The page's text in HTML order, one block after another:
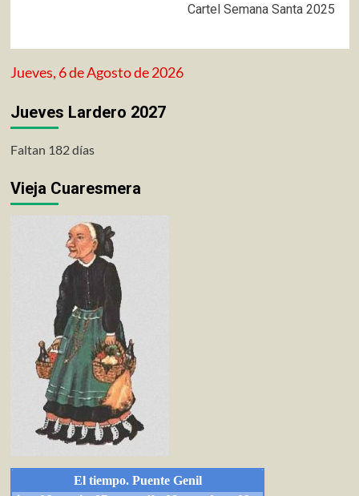
Cartel Semana Santa 2025
Jueves, 6 de Agosto de 2026
Jueves Lardero 2027
Faltan 182 días
Vieja Cuaresmera